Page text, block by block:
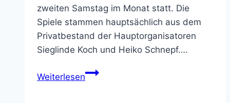
zweiten Samstag im Monat statt. Die
Spiele stammen hauptsächlich aus dem
Privatbestand der Hauptorganisatoren
Sieglinde Koch und Heiko Schnepf….
WeiterlesenSpieletreff